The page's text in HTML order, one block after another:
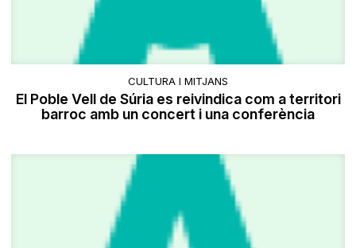
CULTURA I MITJANS
El Poble Vell de Súria es reivindica com a territori
barroc amb un concert i una conferència